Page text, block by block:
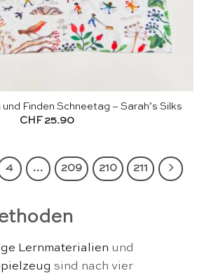
Finden Schneetag – Sarah’s Silks
CHF25.90
4 … 209 210 211
Lernmaterialien und
sind nach vier